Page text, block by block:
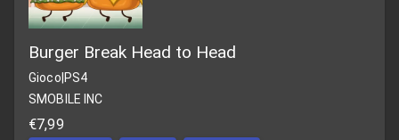
Burger Break Head to Head
Gioco|PS4
SMOBILE INC
€7,99